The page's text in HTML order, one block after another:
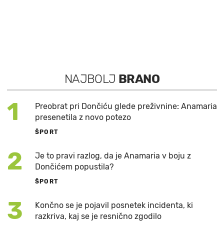
NAJBOLJ BRANO
1
Preobrat pri Dončiću glede preživnine: Anamaria
presenetila z novo potezo
ŠPORT
2
Je to pravi razlog, da je Anamaria v boju z
Dončićem popustila?
ŠPORT
3
Končno se je pojavil posnetek incidenta, ki
razkriva, kaj se je resnično zgodilo